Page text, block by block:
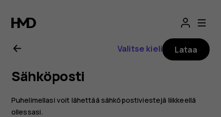
Nokia
G21
käyttöopas
Valitse kieli Lataa
Sähköposti
Puhelimellasi voit lähettää sähköpostiviestejä liikkeellä
ollessasi.